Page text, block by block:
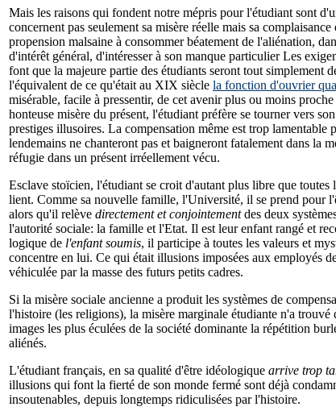
Mais les raisons qui fondent notre mépris pour l'étudiant sont
concernent pas seulement sa misère réelle mais sa complaisance
propension malsaine à consommer béatement de l'aliénation,
d'intérêt général, d'intéresser à son manque particulier Les
font que la majeure partie des étudiants seront tout simplement
l'équivalent de ce qu'était au XIX siècle la fonction d'ouvrier
misérable, facile à pressentir, de cet avenir plus ou moins
honteuse misère du présent, l'étudiant préfère se tourner vers
prestiges illusoires. La compensation même est trop lamentable
lendemains ne chanteront pas et baigneront fatalement dans la
réfugie dans un présent irréellement vécu.
Esclave stoïcien, l'étudiant se croit d'autant plus libre que toutes
lient. Comme sa nouvelle famille, l'Université, il se prend pour
alors qu'il relève directement et conjointementdes deux
l'autorité sociale: la famille et l'Etat. Il est leur enfant rangé et
logique de l'enfant soumis, il participe à toutes les valeurs et
concentre en lui. Ce qui était illusions imposées aux employés
véhiculée par la masse des futurs petits cadres.
Si la misère sociale ancienne a produit les systèmes de
l'histoire (les religions), la misère marginale étudiante n'a trouvé
images les plus éculées de la société dominante la répétition
aliénés.
L'étudiant français, en sa qualité d'être idéologique arrive trop
illusions qui font la fierté de son monde fermé sont déjà
insoutenables, depuis longtemps ridiculisées par l'histoire.